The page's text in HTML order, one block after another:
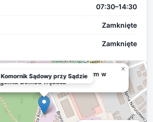
07:30–14:30
Zamknięte
Zamknięte
przy Sądzie Rejonowym w
Bomba-Trębacz
×
Komornik Sądowy przy Sądzie